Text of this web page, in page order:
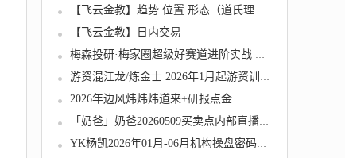
【飞云金教】趋势 位置 形态（道氏理论核心技...
【飞云金教】日内交易
梅森投研·梅家圈超级好赛道进阶实战 视频＋文...
游资混江龙/炼金士 2026年1月起游资训练营 龙...
2026年边风炜炜炜道来+研报点金
「奶爸」奶爸20260509买卖点内部直播视频
YK杨凯2026年01月-06月机构操盘密码操盘策略提...